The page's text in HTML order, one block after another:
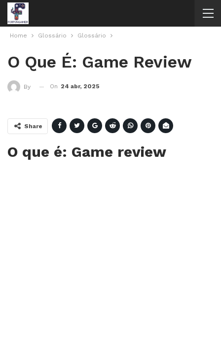
Home Glossário Glossário
O Que É: Game Review
By On 24 abr, 2025
Share
O que é: Game review